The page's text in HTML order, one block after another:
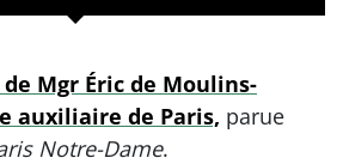
Mgr Éric de Moulins-
auxiliaire de Paris, parue
Notre-Dame.